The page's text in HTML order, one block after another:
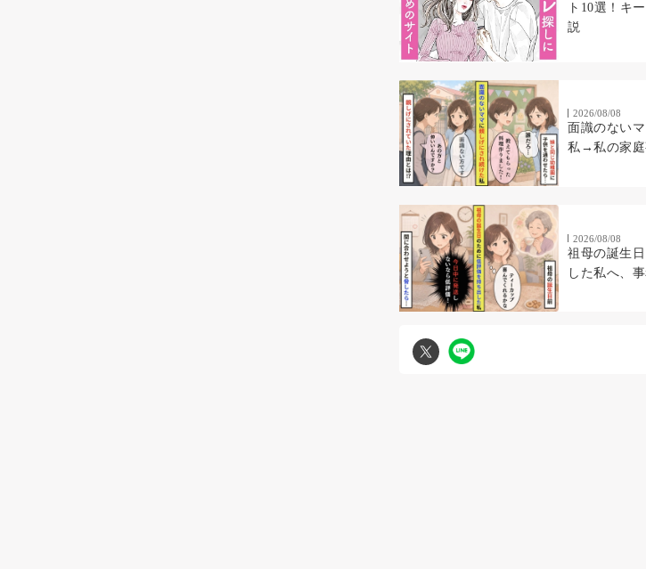
ト10選！キ
説
2026/08/08
面識のない
私→私の家庭
2026/08/08
祖母の誕生
した私へ、